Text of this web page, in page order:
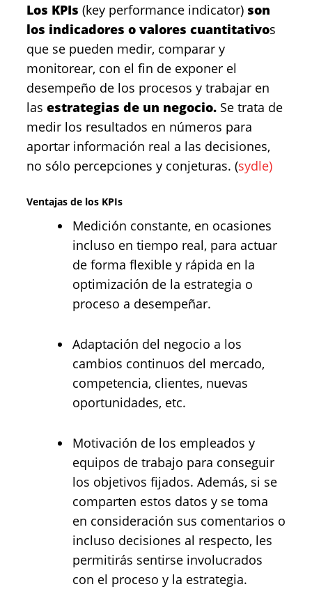
Los KPIs (key performance indicator) son
los indicadores o valores cuantitativos
que se pueden medir, comparar y
monitorear, con el fin de exponer el
desempeño de los procesos y trabajar en
las estrategias de un negocio. Se trata de
medir los resultados en números para
aportar información real a las decisiones,
no sólo percepciones y conjeturas. (sydle)
Ventajas de los KPIs
Medición constante, en ocasiones
incluso en tiempo real, para actuar
de forma flexible y rápida en la
optimización de la estrategia o
proceso a desempeñar.
Adaptación del negocio a los
cambios continuos del mercado,
competencia, clientes, nuevas
oportunidades, etc.
Motivación de los empleados y
equipos de trabajo para conseguir
los objetivos fijados. Además, si se
comparten estos datos y se toma
en consideración sus comentarios o
incluso decisiones al respecto, les
permitirás sentirse involucrados
con el proceso y la estrategia.